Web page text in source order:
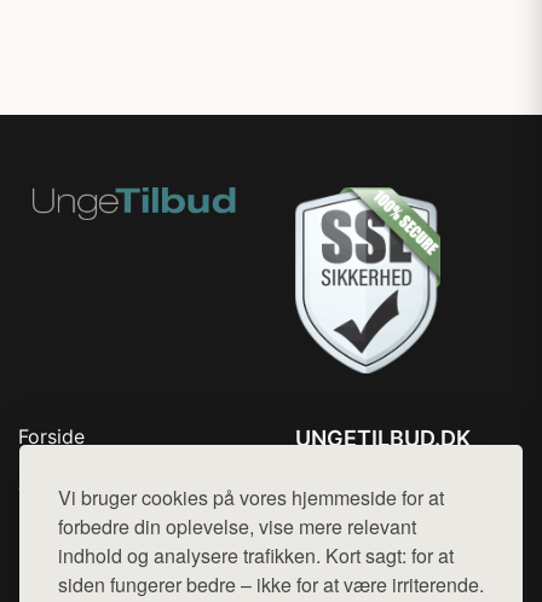
Vi bruger cookies på vores hjemmeside for at
forbedre din oplevelse, vise mere relevant
indhold og analysere trafikken. Kort sagt: for at
siden fungerer bedre – ikke for at være irriterende.
Forside
Top Rabatter
Blog
Kontakt
UNGETILBUD.DK
Mail: hej@want.dk
Cookie- og privatlivspolitik